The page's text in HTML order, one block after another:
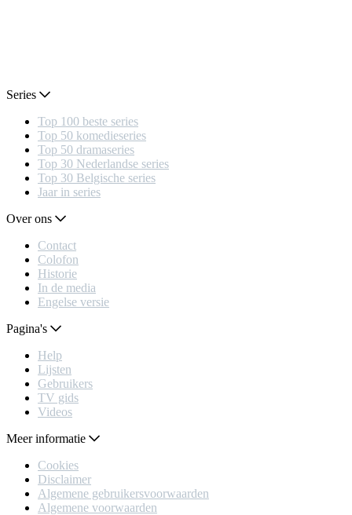
Series
Top 100 beste series
Top 50 komedieseries
Top 50 dramaseries
Top 30 Nederlandse series
Top 30 Belgische series
Jaar in series
Over ons
Contact
Colofon
Historie
In de media
Engelse versie
Pagina's
Help
Lijsten
Gebruikers
TV gids
Videos
Meer informatie
Cookies
Disclaimer
Algemene gebruikersvoorwaarden
Algemene voorwaarden